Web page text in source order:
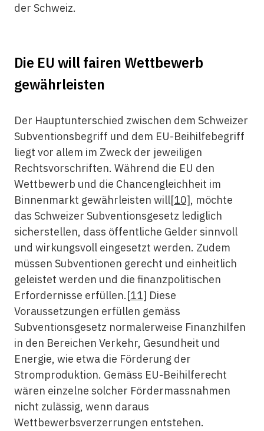
der Schweiz.
Die EU will fairen Wettbewerb
gewährleisten
Der Hauptunterschied zwischen dem Schweizer
Subventionsbegriff und dem EU-Beihilfebegriff
liegt vor allem im Zweck der jeweiligen
Rechtsvorschriften. Während die EU den
Wettbewerb und die Chancengleichheit im
Binnenmarkt gewährleisten will[10], möchte
das Schweizer Subventionsgesetz lediglich
sicherstellen, dass öffentliche Gelder sinnvoll
und wirkungsvoll eingesetzt werden. Zudem
müssen Subventionen gerecht und einheitlich
geleistet werden und die finanzpolitischen
Erfordernisse erfüllen.[11] Diese
Voraussetzungen erfüllen gemäss
Subventionsgesetz normalerweise Finanzhilfen
in den Bereichen Verkehr, Gesundheit und
Energie, wie etwa die Förderung der
Stromproduktion. Gemäss EU-Beihilferecht
wären einzelne solcher Fördermassnahmen
nicht zulässig, wenn daraus
Wettbewerbsverzerrungen entstehen.